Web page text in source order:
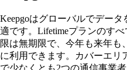
Keepgoはグローバルでデー
適です。Lifetimeプランのす
限は無期限で、今年も来年も
に利用できます。カバーエリ
で少なくとも2つの通信事業